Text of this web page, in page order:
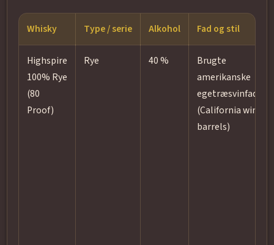
Whisky Type / serie Alkohol Fad og stil
Highspire
100% Rye
(80
Proof)
Rye 40 %
Brugte
amerikanske
egetræsvinfade
(California wine
barrels)